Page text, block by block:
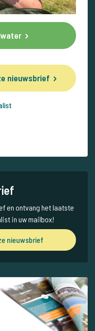
nieuwsbrief
en ontvang het laatste
in uw mailbox!
nieuwsbrief